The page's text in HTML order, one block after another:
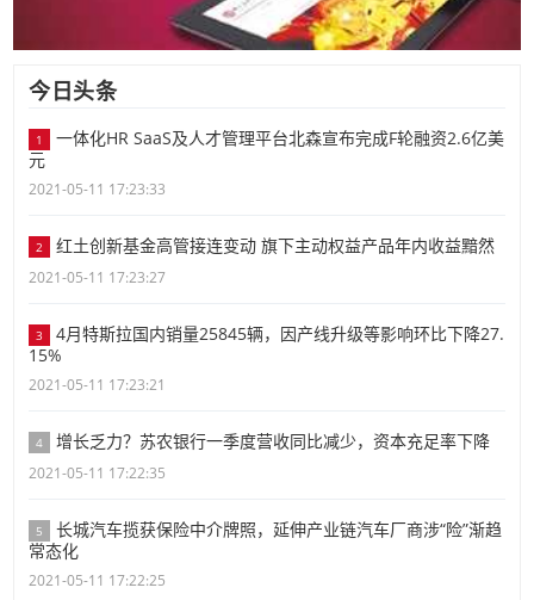
今日头条
1
一体化HR SaaS及人才管理平台北森宣布完成F轮融资2.6亿美
元
2021-05-11 17:23:33
2 红土创新基金高管接连变动 旗下主动权益产品年内收益黯然
2021-05-11 17:23:27
3
4月特斯拉国内销量25845辆，因产线升级等影响环比下降27.
15%
2021-05-11 17:23:21
4 增长乏力？苏农银行一季度营收同比减少，资本充足率下降
2021-05-11 17:22:35
5
长城汽车揽获保险中介牌照，延伸产业链汽车厂商涉“险”渐趋
常态化
2021-05-11 17:22:25